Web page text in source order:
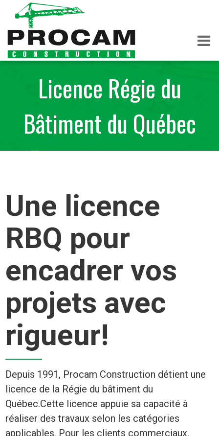
Licence Régie du
Bâtiment du Québec
Une licence
RBQ pour
encadrer vos
projets avec
rigueur!
Depuis 1991, Procam Construction détient une
licence de la Régie du bâtiment du
Québec.Cette licence appuie sa capacité à
réaliser des travaux selon les catégories
applicables. Pour les clients commerciaux,